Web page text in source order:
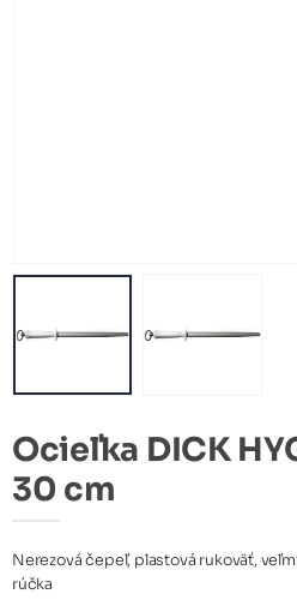
Ocieľka DICK
30 cm
Nerezová čepeľ, plastová rukoväť,
rúčka